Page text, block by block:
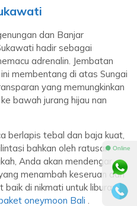
dan Banjar
hadir sebagai
adrenalin. Jembatan
membentang di atas Sungai
yang memungkinkan
bawah jurang hijau nan
berlapis tebal dan baja kuat,
bahkan oleh ratusan
Anda akan mendengar
menambah keseruan dan
di nikmati untuk liburan
oneymoon Bali .
⚫ Online